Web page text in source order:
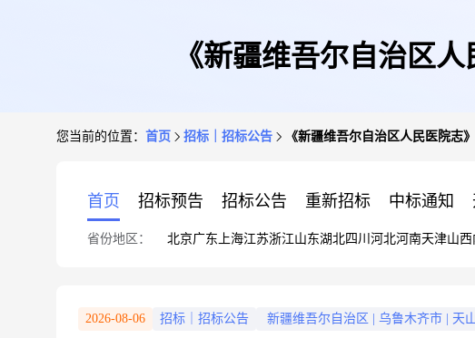
《新疆维吾尔自治区
您当前的位置： 首页 招标｜招标公告 《新疆维吾尔自治区人民医院志
首页 招标预告 招标公告 重新招标 中标通知
省份地区： 北京广东 上海江苏浙江山东湖北四川 河北河南天津山西
2026-08-06 招标｜招标公告 新疆维吾尔自治区 乌鲁木齐市 天